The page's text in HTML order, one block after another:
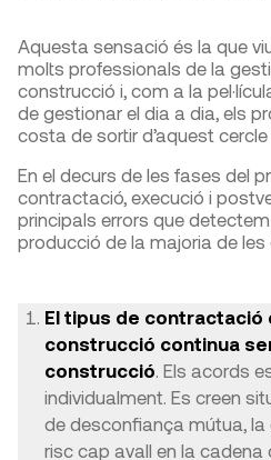
Aquesta sensació és la que
molts professionals de la
construcció i, com a la
de gestionar el dia a dia, els
costa de sortir d’aquest cercle
En el decurs de les fases del
contractació, execució i
principals errors que
producció de la majoria de
El tipus de contractació
construcció continua
construcció. Els acords
individualment. Es creen
de desconfiança mútua,
risc cap avall en la cadena